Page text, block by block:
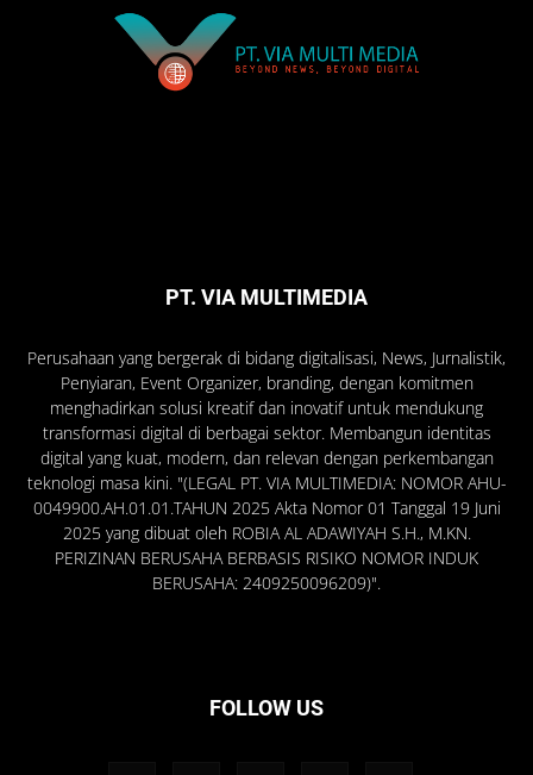
PT. VIA MULTIMEDIA
Perusahaan yang bergerak di bidang digitalisasi, News, Jurnalistik,
Penyiaran, Event Organizer, branding, dengan komitmen
menghadirkan solusi kreatif dan inovatif untuk mendukung
transformasi digital di berbagai sektor. Membangun identitas
digital yang kuat, modern, dan relevan dengan perkembangan
teknologi masa kini. "(LEGAL PT. VIA MULTIMEDIA: NOMOR AHU-
0049900.AH.01.01.TAHUN 2025 Akta Nomor 01 Tanggal 19 Juni
2025 yang dibuat oleh ROBIA AL ADAWIYAH S.H., M.KN.
PERIZINAN BERUSAHA BERBASIS RISIKO NOMOR INDUK
BERUSAHA: 2409250096209)".
FOLLOW US